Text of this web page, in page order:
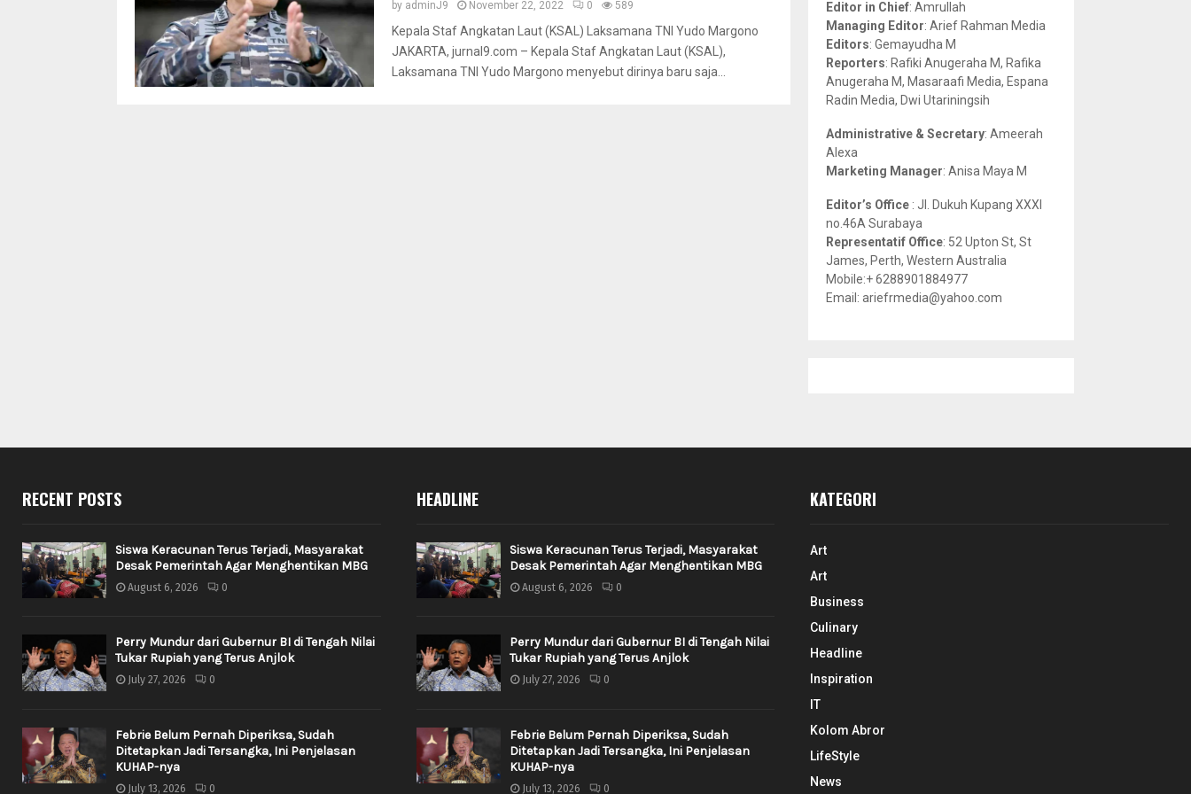
by adminJ9 November 22, 2022 0 589
Kepala Staf Angkatan Laut (KSAL) Laksamana TNI Yudo Margono
JAKARTA, jurnal9.com – Kepala Staf Angkatan Laut (KSAL),
Laksamana TNI Yudo Margono menyebut dirinya baru saja...
r
:
R
H
Editor in Chief: Amrullah
Managing Editor: Arief Rahman Media
Editors: Gemayudha M
Reporters: Rafiki Anugeraha M, Rafika
Anugeraha M, Masaraafi Media, Espana
Radin Media, Dwi Utariningsih
Administrative & Secretary: Ameerah
Alexa
Marketing Manager: Anisa Maya M
Editor’s Office : Jl. Dukuh Kupang XXXI
no.46A Surabaya
Representatif Office: 52 Upton St, St
James, Perth, Western Australia
Mobile:+ 6288901884977
Email: ariefrmedia@yahoo.com
RECENT POSTS
Siswa Keracunan Terus Terjadi, Masyarakat
Desak Pemerintah Agar Menghentikan MBG
August 6, 2026 0
Perry Mundur dari Gubernur BI di Tengah Nilai
Tukar Rupiah yang Terus Anjlok
July 27, 2026 0
Febrie Belum Pernah Diperiksa, Sudah
Ditetapkan Jadi Tersangka, Ini Penjelasan
KUHAP-nya
July 13, 2026 0
HEADLINE
Siswa Keracunan Terus Terjadi, Masyarakat
Desak Pemerintah Agar Menghentikan MBG
August 6, 2026 0
Perry Mundur dari Gubernur BI di Tengah Nilai
Tukar Rupiah yang Terus Anjlok
July 27, 2026 0
Febrie Belum Pernah Diperiksa, Sudah
Ditetapkan Jadi Tersangka, Ini Penjelasan
KUHAP-nya
July 13, 2026 0
KATEGORI
Art
Art
Business
Culinary
Headline
Inspiration
IT
Kolom Abror
LifeStyle
News